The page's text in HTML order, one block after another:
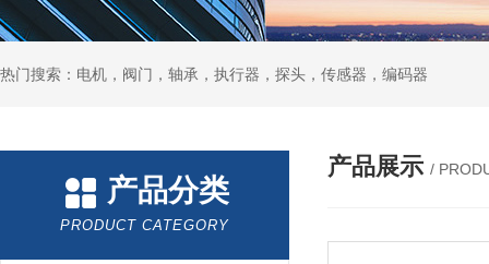
热门搜索：电机，阀门，轴承，执行器，探头，传感器，编码器
产品分类
PRODUCT CATEGORY
产品展示 /